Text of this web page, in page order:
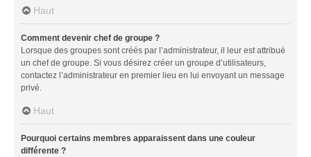
Haut
Comment devenir chef de groupe ?
Lorsque des groupes sont créés par l’administrateur, il leur est attribué
un chef de groupe. Si vous désirez créer un groupe d’utilisateurs,
contactez l’administrateur en premier lieu en lui envoyant un message
privé.
Haut
Pourquoi certains membres apparaissent dans une couleur
différente ?